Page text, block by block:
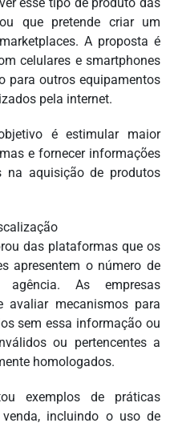
esse tipo de produto das
que pretende criar um
A proposta é
celulares e smartphones
para outros equipamentos
pela internet.
é estimular maior
e fornecer informações
na aquisição de produtos
das plataformas que os
apresentem o número de
agência. As empresas
avaliar mecanismos para
sem essa informação ou
ou pertencentes a
homologados.
exemplos de práticas
incluindo o uso de